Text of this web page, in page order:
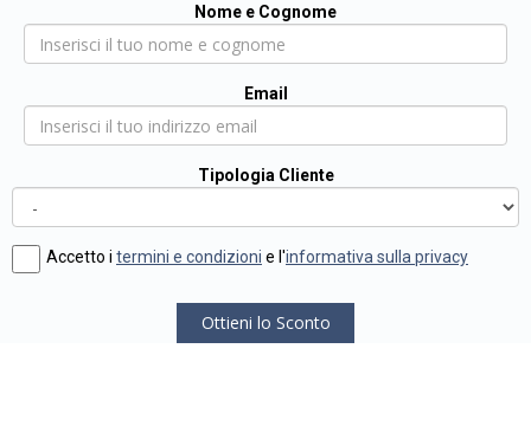
Nome e Cognome
Email
Tipologia Cliente
Accetto i termini e condizioni e l'informativa sulla privacy
Ottieni lo Sconto